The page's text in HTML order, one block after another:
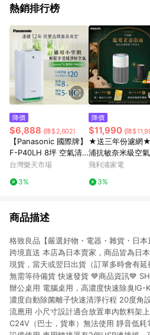
熱銷排行榜
降價
$6,888 (降$2,602)
【Panasonic 國際牌】
F-P40LH 8坪 空氣清
淨機【三井3C】
台灣樂天市場
3%
降價
$11,990 (降
★送三年份濾網
浦抗敏奈米級空
機(AC2220/80)-
飛利浦家電
3%
商品描述
格致良品【嚴選好物・電器・雜貨・日
跨境直送 本店為日本賣家，商品皆為日
現貨，當天或翌日出貨（訂單多時會有延
無需等待備貨 快速發貨 💙商品資訊💙
辦公桌用 電腦桌用，高濃度快速除臭IG-
濃度自動除菌離子快速清淨行程 20度角
流應用 小尺寸設計適合放置車內飲料架
C24V（巴士，貨車）無法使用 靜音低耗